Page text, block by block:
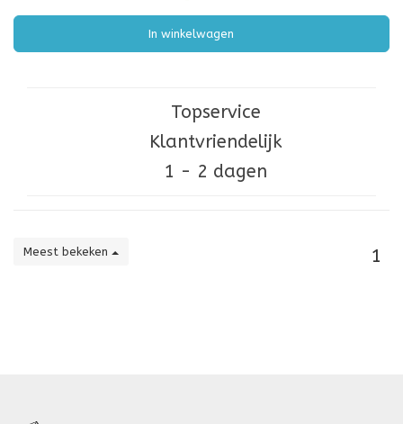
In winkelwagen
Topservice
Klantvriendelijk
1 - 2 dagen
Meest bekeken 1